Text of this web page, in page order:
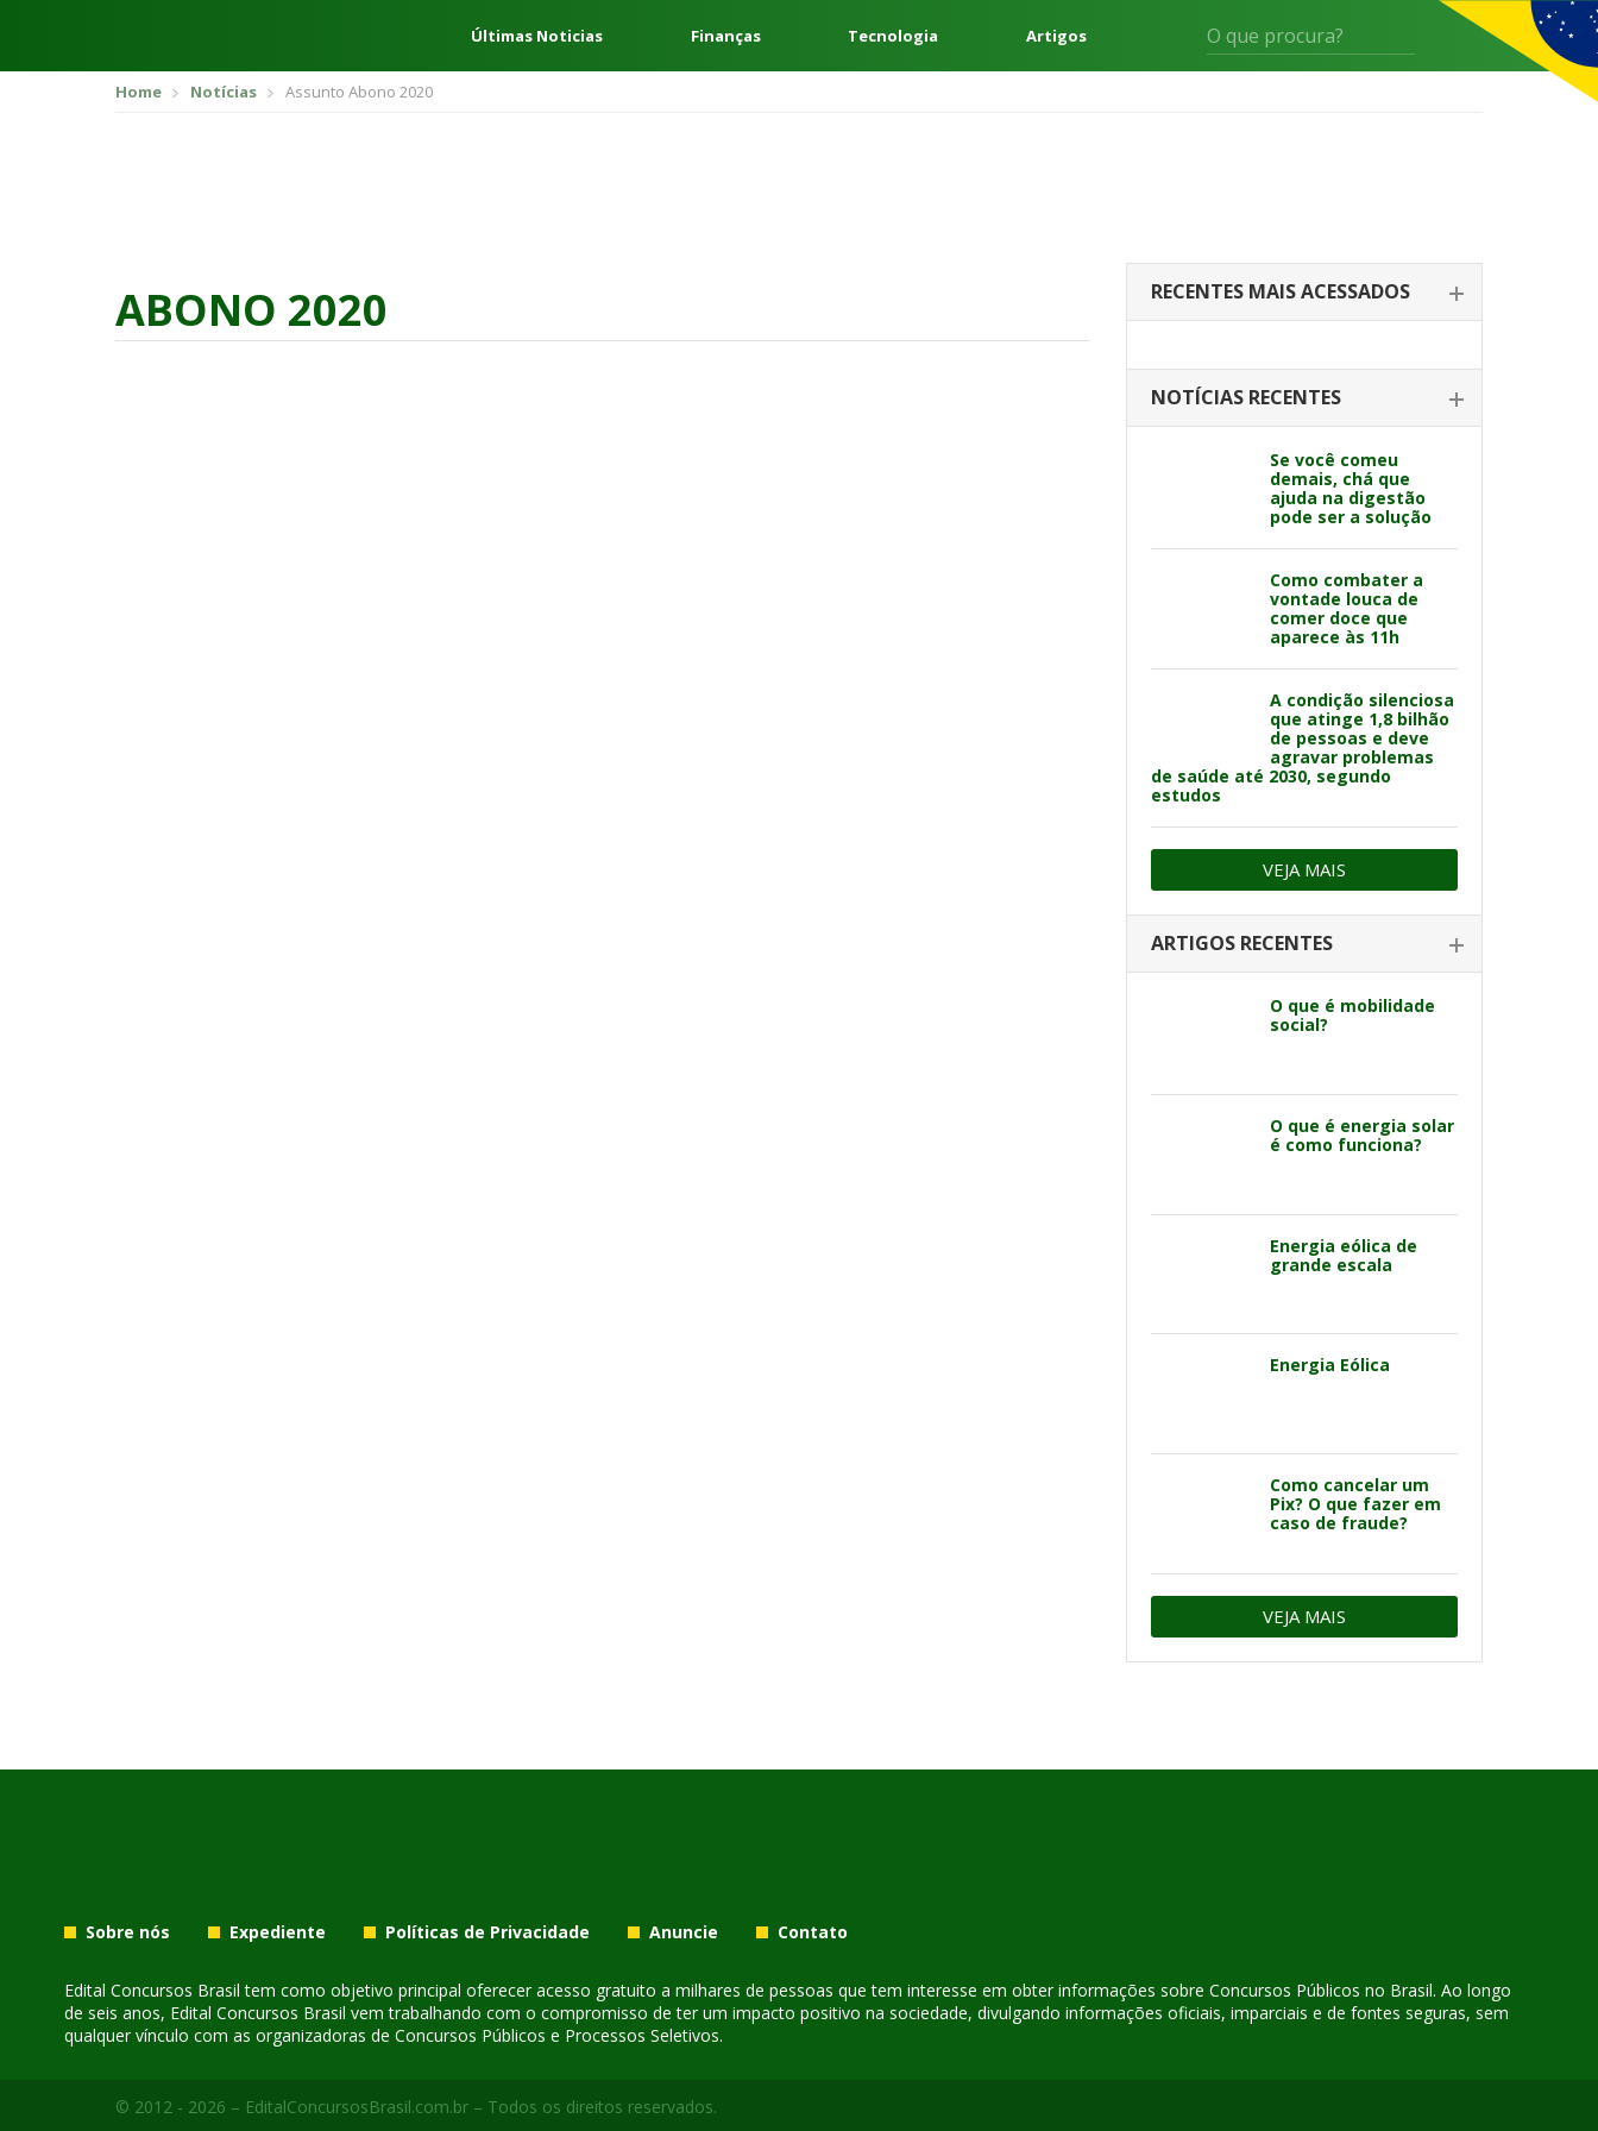
Últimas Noticias Finanças Tecnologia Artigos
Home Notícias Assunto Abono 2020
ABONO 2020 RECENTES MAIS ACESSADOS
NOTÍCIAS RECENTES
Se você comeu
demais, chá que
ajuda na digestão
pode ser a solução
Como combater a
vontade louca de
comer doce que
aparece às 11h
A condição silenciosa
que atinge 1,8 bilhão
de pessoas e deve
agravar problemas
de saúde até 2030, segundo
estudos
VEJA MAIS
ARTIGOS RECENTES
O que é mobilidade
social?
O que é energia solar
é como funciona?
Energia eólica de
grande escala
Energia Eólica
Como cancelar um
Pix? O que fazer em
caso de fraude?
VEJA MAIS
Sobre nós Expediente Políticas de Privacidade Anuncie Contato
Edital Concursos Brasil tem como objetivo principal oferecer acesso gratuito a milhares de pessoas que tem interesse em obter informações sobre Concursos Públicos no Brasil. Ao longo
de seis anos, Edital Concursos Brasil vem trabalhando com o compromisso de ter um impacto positivo na sociedade, divulgando informações oficiais, imparciais e de fontes seguras, sem
qualquer vínculo com as organizadoras de Concursos Públicos e Processos Seletivos.
© 2012 - 2026 – EditalConcursosBrasil.com.br – Todos os direitos reservados.